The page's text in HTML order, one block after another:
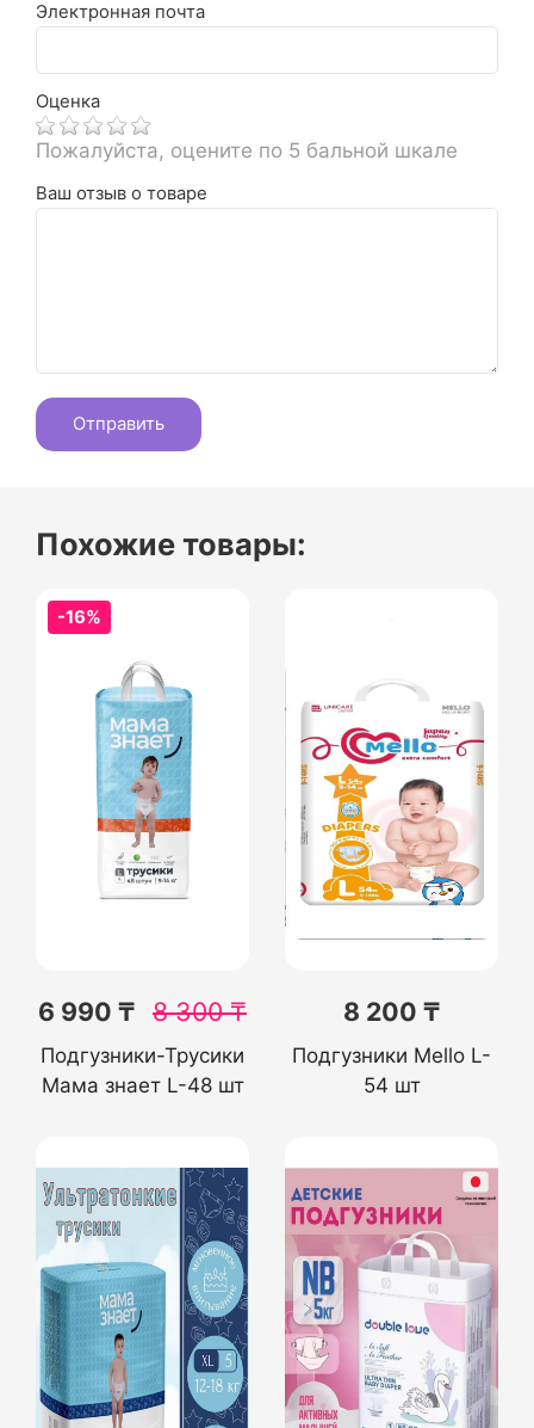
Электронная почта
Оценка
Пожалуйста, оцените по 5 бальной шкале
Ваш отзыв о товаре
Похожие товары:
-16%
6 990 ₸ 8 300₸
Подгузники-Трусики
Мама знает L-48 шт
8 200 ₸
Подгузники Mello L-
54 шт